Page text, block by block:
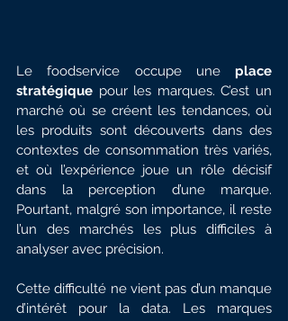
Le foodservice occupe une place
stratégique pour les marques. C’est un
marché où se créent les tendances, où
les produits sont découverts dans des
contextes de consommation très variés,
et où l’expérience joue un rôle décisif
dans la perception d’une marque.
Pourtant, malgré son importance, il reste
l’un des marchés les plus difficiles à
analyser avec précision.
Cette difficulté ne vient pas d’un manque
d’intérêt pour la data. Les marques